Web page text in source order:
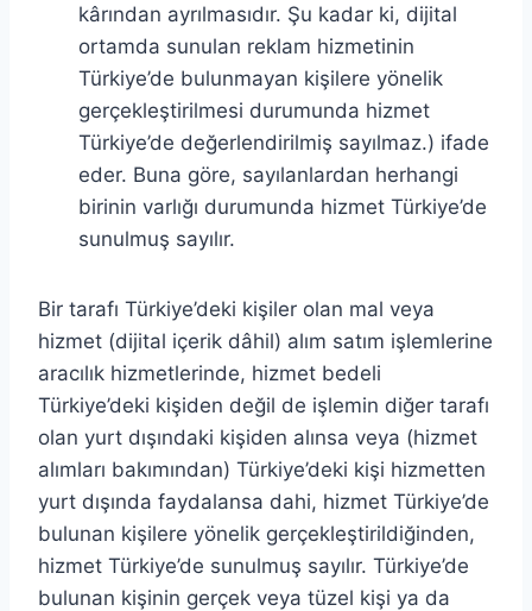
kârından ayrılmasıdır. Şu kadar ki, dijital
ortamda sunulan reklam hizmetinin
Türkiye’de bulunmayan kişilere yönelik
gerçekleştirilmesi durumunda hizmet
Türkiye’de değerlendirilmiş sayılmaz.) ifade
eder. Buna göre, sayılanlardan herhangi
birinin varlığı durumunda hizmet Türkiye’de
sunulmuş sayılır.
Bir tarafı Türkiye’deki kişiler olan mal veya
hizmet (dijital içerik dâhil) alım satım işlemlerine
aracılık hizmetlerinde, hizmet bedeli
Türkiye’deki kişiden değil de işlemin diğer tarafı
olan yurt dışındaki kişiden alınsa veya (hizmet
alımları bakımından) Türkiye’deki kişi hizmetten
yurt dışında faydalansa dahi, hizmet Türkiye’de
bulunan kişilere yönelik gerçekleştirildiğinden,
hizmet Türkiye’de sunulmuş sayılır. Türkiye’de
bulunan kişinin gerçek veya tüzel kişi ya da